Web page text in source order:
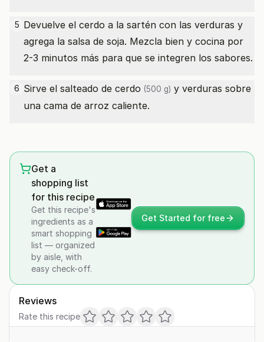
5 Devuelve el cerdo a la sartén con las verduras y
agrega la salsa de soja. Mezcla bien y cocina por
2-3 minutos más para que se integren los sabores.
6 Sirve el salteado de cerdo (500 g) y verduras sobre
una cama de arroz caliente.
Get a
shopping list
for this recipe
Get this recipe's
ingredients as a
smart shopping
list — organized
by aisle, with
easy check-off.
Get Started for free
Reviews
Rate this recipe